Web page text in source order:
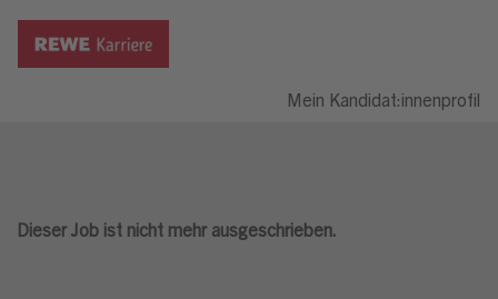
Mein Kandidat:innenprofil
Dieser Job ist nicht mehr ausgeschrieben.